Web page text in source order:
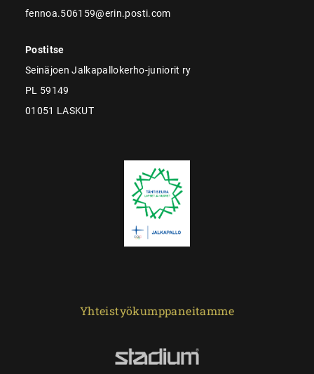
fennoa.506159@erin.posti.com
Postitse
Seinäjoen Jalkapallokerho-juniorit ry
PL 59149
01051 LASKUT
Yhteistyökumppaneitamme